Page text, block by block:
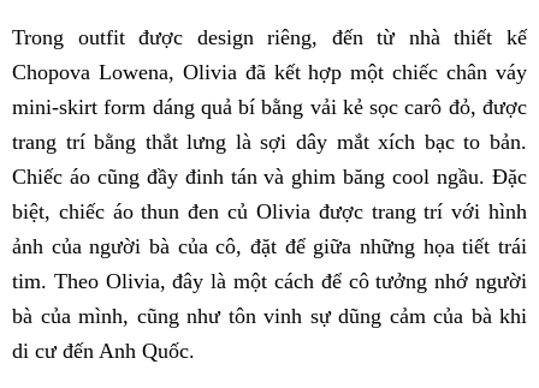
Trong outfit được design riêng, đến từ nhà thiết kế
Chopova Lowena, Olivia đã kết hợp một chiếc chân váy
mini-skirt form dáng quả bí bằng vải kẻ sọc carô đỏ, được
trang trí bằng thắt lưng là sợi dây mắt xích bạc to bản.
Chiếc áo cũng đầy đinh tán và ghim băng cool ngầu. Đặc
biệt, chiếc áo thun đen củ Olivia được trang trí với hình
ảnh của người bà của cô, đặt để giữa những họa tiết trái
tim. Theo Olivia, đây là một cách để cô tưởng nhớ người
bà của mình, cũng như tôn vinh sự dũng cảm của bà khi
di cư đến Anh Quốc.